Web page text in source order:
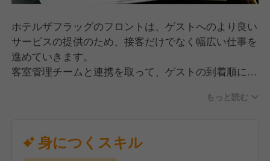
ホテルザフラッグのフロントは、ゲストへのより良い
サービスの提供のため、接客だけでなく幅広い仕事を
進めていきます。
客室管理チームと連携を取って、ゲストの到着順に合
に特別な配慮が必要なゲストには、レストランチーム
たホテル全体の調整もフロントの仕事です。
口コミでゲストからクレームをいただいた際には、そ
もっと読む
身につくスキル